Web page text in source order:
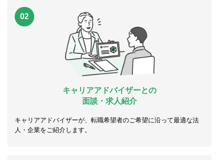
02
キャリアアドバイザーとの
面談・求人紹介
キャリアアドバイザーが、転職希望者のご希望に沿って最適な法
人・企業をご紹介します。